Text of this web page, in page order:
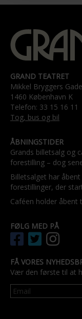
GRAND TEATRET
Mikkel Bryggers
1460 København K
Telefon: 33 15 16 11
Tog, bus og bil
ÅBNINGSTIDER
Grands billetsalg og
forestilling – dog
Billetsalget har
forestillinger, der
Caféen holder åbent
FØLG MED PÅ
FÅ VORES
Vær den første til at